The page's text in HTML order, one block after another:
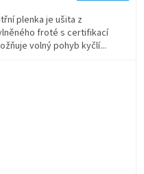
plenka je ušita z
froté s certifikací
volný pohyb kyčlí...